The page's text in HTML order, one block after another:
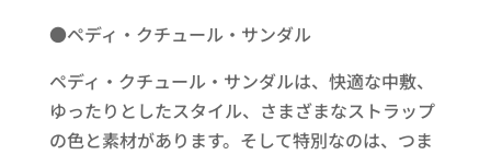
●ペディ・クチュール・サンダル
ペディ・クチュール・サンダルは、快適な中敷、
ゆったりとしたスタイル、さまざまなストラップ
の色と素材があります。そして特別なのは、つま